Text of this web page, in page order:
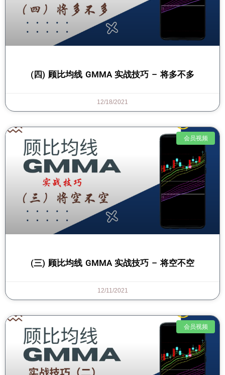
(四) 顾比均线 GMMA 实战技巧 – 将多不多
12/18/2021
会员视频
(三) 顾比均线 GMMA 实战技巧 – 将空不空
12/11/2021
会员视频